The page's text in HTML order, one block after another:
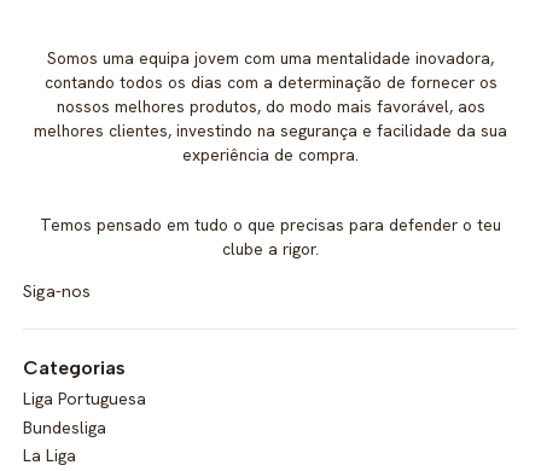
Somos uma equipa jovem com uma mentalidade inovadora,
contando todos os dias com a determinação de fornecer os
nossos melhores produtos, do modo mais favorável, aos
melhores clientes, investindo na segurança e facilidade da sua
experiência de compra.
Temos pensado em tudo o que precisas para defender o teu
clube a rigor.
Siga-nos
Categorias
Liga Portuguesa
Bundesliga
La Liga